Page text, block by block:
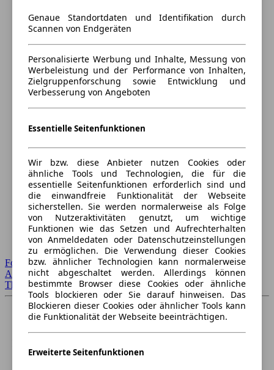
Forum Startseite
Alle Auto-Foren
Themen-Forum
Genaue Standortdaten und Identifikation durch
Scannen von Endgeräten
Personalisierte Werbung und Inhalte, Messung von
Werbeleistung und der Performance von Inhalten,
Zielgruppenforschung sowie Entwicklung und
Verbesserung von Angeboten
Essentielle Seitenfunktionen
Wir bzw. diese Anbieter nutzen Cookies oder
ähnliche Tools und Technologien, die für die
essentielle Seitenfunktionen erforderlich sind und
die einwandfreie Funktionalität der Webseite
sicherstellen. Sie werden normalerweise als Folge
von Nutzeraktivitäten genutzt, um wichtige
Funktionen wie das Setzen und Aufrechterhalten
von Anmeldedaten oder Datenschutzeinstellungen
zu ermöglichen. Die Verwendung dieser Cookies
bzw. ähnlicher Technologien kann normalerweise
nicht abgeschaltet werden. Allerdings können
bestimmte Browser diese Cookies oder ähnliche
Tools blockieren oder Sie darauf hinweisen. Das
Blockieren dieser Cookies oder ähnlicher Tools kann
die Funktionalität der Webseite beeinträchtigen.
Erweiterte Seitenfunktionen